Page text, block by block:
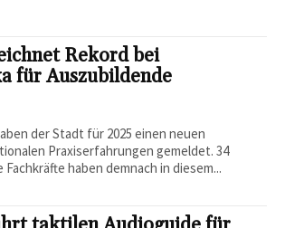
Rekord bei
für Auszubildende
der Stadt für 2025 einen neuen
Praxiserfahrungen gemeldet. 34
haben demnach in diesem...